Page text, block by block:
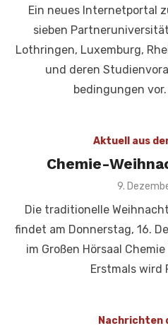
Ein neues Internetportal
sieben
Lothringen, Luxemburg,
und deren
bedingungen
Aktuell aus
Chemie-
9.
Die traditionelle
findet am Donnerstag, 16.
im Großen Hörsaal
Erstmals wird
Nachrichten